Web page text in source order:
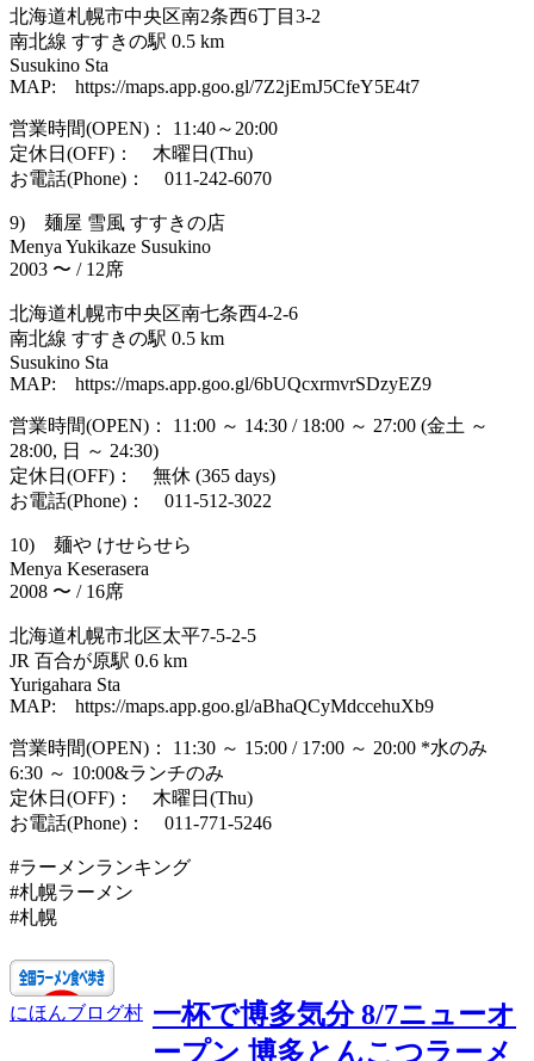
北海道札幌市中央区南2条西6丁目3-2
南北線 すすきの駅 0.5 km
Susukino Sta
MAP: https://maps.app.goo.gl/7Z2jEmJ5CfeY5E4t7
営業時間(OPEN)： 11:40～20:00
定休日(OFF)： 木曜日(Thu)
お電話(Phone)： 011-242-6070
9) 麺屋 雪風 すすきの店
Menya Yukikaze Susukino
2003 〜 / 12席
北海道札幌市中央区南七条西4-2-6
南北線 すすきの駅 0.5 km
Susukino Sta
MAP: https://maps.app.goo.gl/6bUQcxrmvrSDzyEZ9
営業時間(OPEN)： 11:00 ～ 14:30 / 18:00 ～ 27:00 (金土 ～
28:00, 日 ～ 24:30)
定休日(OFF)： 無休 (365 days)
お電話(Phone)： 011-512-3022
10) 麺や けせらせら
Menya Keserasera
2008 〜 / 16席
北海道札幌市北区太平7-5-2-5
JR 百合が原駅 0.6 km
Yurigahara Sta
MAP: https://maps.app.goo.gl/aBhaQCyMdccehuXb9
営業時間(OPEN)： 11:30 ～ 15:00 / 17:00 ～ 20:00 *水のみ
6:30 ～ 10:00&ランチのみ
定休日(OFF)： 木曜日(Thu)
お電話(Phone)： 011-771-5246
#ラーメンランキング
#札幌ラーメン
#札幌
にほんブログ村 一杯で博多気分 8/7ニューオ
ープン 博多とんこつラーメ